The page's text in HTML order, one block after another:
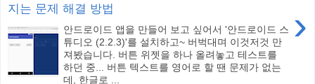
지는 문제 해결 방법
›
안드로이드 앱을 만들어 보고 싶어서 '안드로이드 스
튜디오 (2.2.3)'를 설치하고~ 버벅대며 이것저것 만
져봤습니다. 버튼 위젯을 하나 올려놓고 테스트를
하던 중... 버튼 텍스트를 영어로 할 땐 문제가 없는
데, 한글로 ...